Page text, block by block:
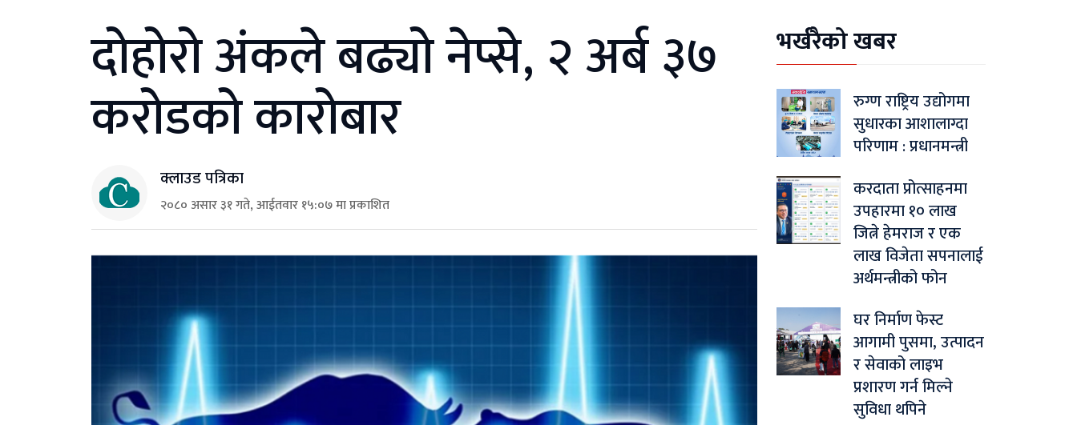
दोहोरो अंकले बढ्यो नेप्से, २ अर्ब ३७
करोडको कारोबार
क्लाउड पत्रिका
२०८० असार ३१ गते, आईतवार १५:०७ मा प्रकाशित
भर्खरैको खबर
रुग्ण राष्ट्रिय उद्योगमा
सुधारका आशालाग्दा
परिणाम : प्रधानमन्त्री
करदाता प्रोत्साहनमा
उपहारमा १० लाख
जित्ने हेमराज र एक
लाख विजेता सपनालाई
अर्थमन्त्रीको फोन
घर निर्माण फेस्ट
आगामी पुसमा, उत्पादन
र सेवाको लाइभ
प्रशारण गर्न मिल्ने
सुविधा थपिने